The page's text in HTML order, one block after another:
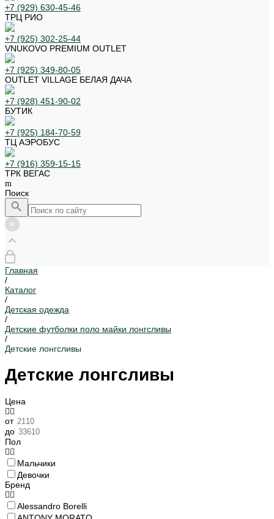
+7 (929) 630-45-46
ТРЦ РИО
+7 (925) 302-25-44
VNUKOVO PREMIUM OUTLET
+7 (925) 349-80-05
OUTLET VILLAGE БЕЛАЯ ДАЧА
+7 (928) 451-90-02
БУТИК
+7 (925) 184-70-59
ТЦ АЭРОБУС
+7 (916) 359-15-15
ТРК ВЕГАС
Поиск
Главная
/
Каталог
/
Детская одежда
/
Детские футболки поло майки лонгсливы
/
Детские лонгсливы
Детские лонгсливы
Цена
от
до
Пол
Мальчики
Девочки
Бренд
Alessandro Borelli